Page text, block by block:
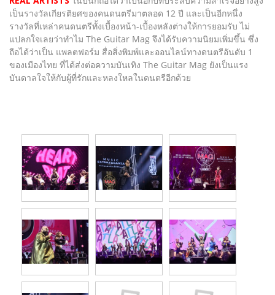
เป็นรางวัลเกียรติยศของคนดนตรีมาตลอด 12 ปี และเป็นอีกหนึ่ง
รางวัลที่เหล่าคนดนตรีทั้งเบื้องหน้า-เบื้องหลังต่างให้การยอมรับ ไม่
แปลกใจเลยว่าทำไม The Guitar Mag จึงได้รับความนิยมเพิ่มขึ้น ซึ่ง
ถือได้ว่าเป็น แพลตฟอร์ม สื่อสิ่งพิมพ์และออนไลน์ทางดนตรีอันดับ 1
ของเมืองไทย ที่ได้ส่งต่อความบันเทิง The Guitar Mag ยังเป็นแรง
บันดาลใจให้กับผู้ที่รักและหลงใหลในดนตรีอีกด้วย